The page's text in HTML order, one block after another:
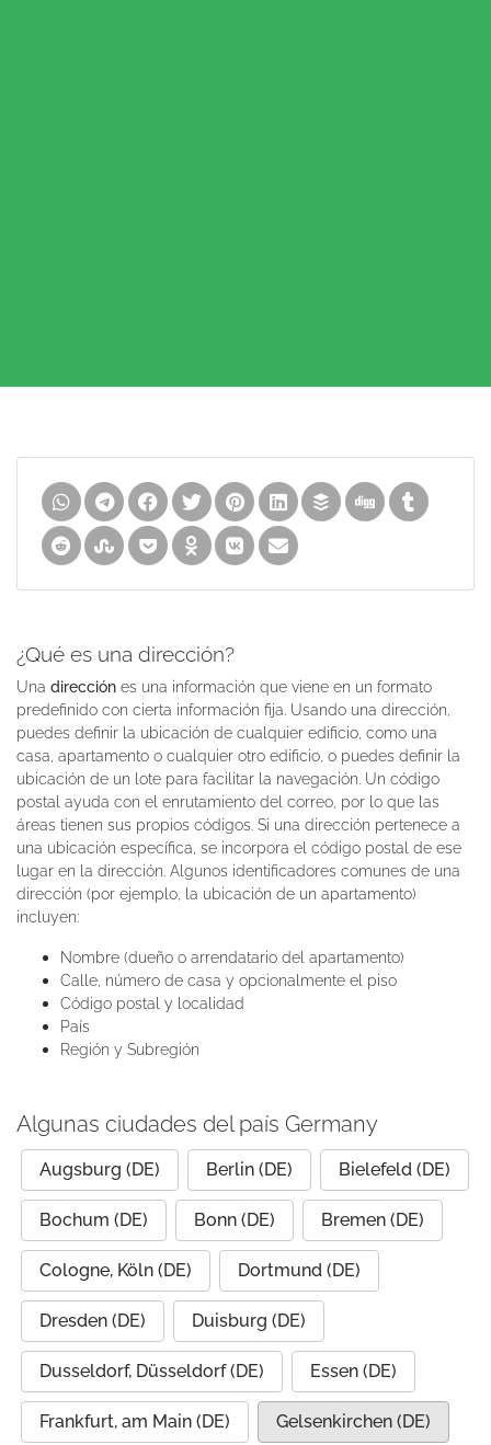
¿Qué es una dirección?
Una dirección es una información que viene en un formato
predefinido con cierta información fija. Usando una dirección,
puedes definir la ubicación de cualquier edificio, como una
casa, apartamento o cualquier otro edificio, o puedes definir la
ubicación de un lote para facilitar la navegación. Un código
postal ayuda con el enrutamiento del correo, por lo que las
áreas tienen sus propios códigos. Si una dirección pertenece a
una ubicación específica, se incorpora el código postal de ese
lugar en la dirección. Algunos identificadores comunes de una
dirección (por ejemplo, la ubicación de un apartamento)
incluyen:
Nombre (dueño o arrendatario del apartamento)
Calle, número de casa y opcionalmente el piso
Código postal y localidad
País
Región y Subregión
Algunas ciudades del país Germany
Augsburg (DE) Berlin (DE) Bielefeld (DE)
Bochum (DE) Bonn (DE) Bremen (DE)
Cologne, Köln (DE) Dortmund (DE)
Dresden (DE) Duisburg (DE)
Dusseldorf, Düsseldorf (DE) Essen (DE)
Frankfurt, am Main (DE) Gelsenkirchen (DE)